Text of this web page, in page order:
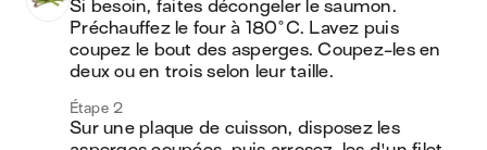
Si besoin, faites décongeler le saumon.
Préchauffez le four à 180°C. Lavez puis
coupez le bout des asperges. Coupez-les en
deux ou en trois selon leur taille.
Étape 2
Sur une plaque de cuisson, disposez les